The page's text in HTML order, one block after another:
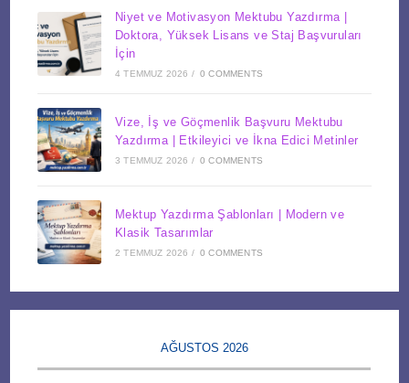
Niyet ve Motivasyon Mektubu Yazdırma |
Doktora, Yüksek Lisans ve Staj Başvuruları
İçin
4 TEMMUZ 2026 / 0 COMMENTS
Vize, İş ve Göçmenlik Başvuru Mektubu
Yazdırma | Etkileyici ve İkna Edici Metinler
3 TEMMUZ 2026 / 0 COMMENTS
Mektup Yazdırma Şablonları | Modern ve
Klasik Tasarımlar
2 TEMMUZ 2026 / 0 COMMENTS
AĞUSTOS 2026